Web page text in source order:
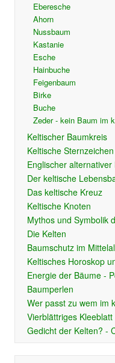
Eberesche
Ahorn
Nussbaum
Kastanie
Esche
Hainbuche
Feigenbaum
Birke
Buche
Zeder - kein Baum im
Keltischer Baumkreis
Keltische Sternzeichen
Englischer
Der keltische
Das keltische Kreuz
Keltische Knoten
Mythos und Symbolik
Die Kelten
Baumschutz im
Keltisches Horoskop
Energie der Bäume -
Baumperlen
Wer passt zu wem im
Vierblättriges Kleeblatt
Gedicht der Kelten? -